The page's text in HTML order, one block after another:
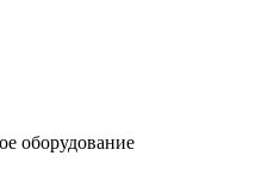
оборудование